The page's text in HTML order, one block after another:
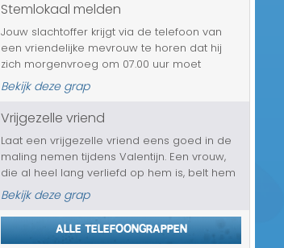
mannelijke slachtoffer het perfe...
Stemlokaal melden
Jouw slachtoffer krijgt via de telefoon van
een vriendelijke mevrouw te horen dat hij
zich morgenvroeg om 07.00 uur moet
melden bij het stemlokaal bij hem in de
buurt. Het slachtoffer weet uiteraard van
niets en krijgt te horen dat hij zich...
Bekijk deze grap
Vrijgezelle vriend
Laat een vrijgezelle vriend eens goed in de
maling nemen tijdens Valentijn. Een vrouw,
die al heel lang verliefd op hem is, belt hem
op en komt er eindelijk voor uit. Sterker nog,
ze zal over een minuut of tien voor zijn raam
staan. Ze is b...
Bekijk deze grap
Alle telefoongrappen